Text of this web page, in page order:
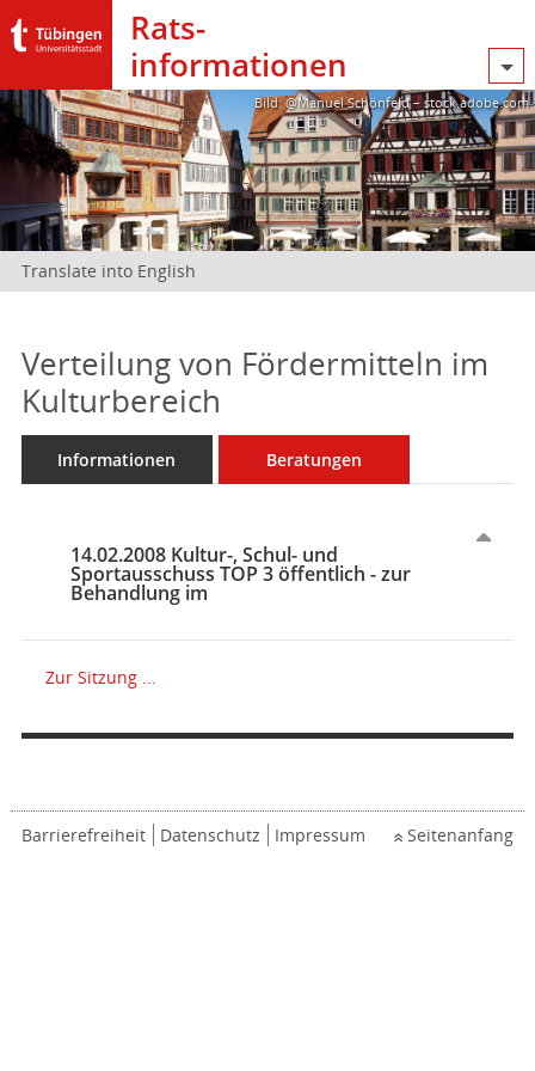
Rats­
informationen
Bild: @Manuel Schönfeld – stock.adobe.com
Translate into English
Verteilung von Fördermitteln im
Kulturbereich
Informationen Beratungen
14.02.2008 Kultur-, Schul- und
Sportausschuss TOP 3 öffentlich - zur
Behandlung im
Zur Sitzung ...
Barrierefreiheit Datenschutz Impressum Seitenanfang